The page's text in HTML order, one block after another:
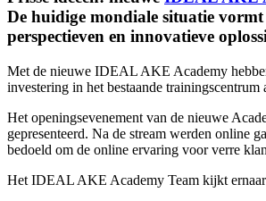
De huidige mondiale situatie
perspectieven en innovatieve
Met de nieuwe IDEAL AKE Academy
investering in het bestaande
Het openingsevenement van de nieuwe
gepresenteerd. Na de stream werden online
bedoeld om de online ervaring voor verre
Het IDEAL AKE Academy Team kijkt ernaar